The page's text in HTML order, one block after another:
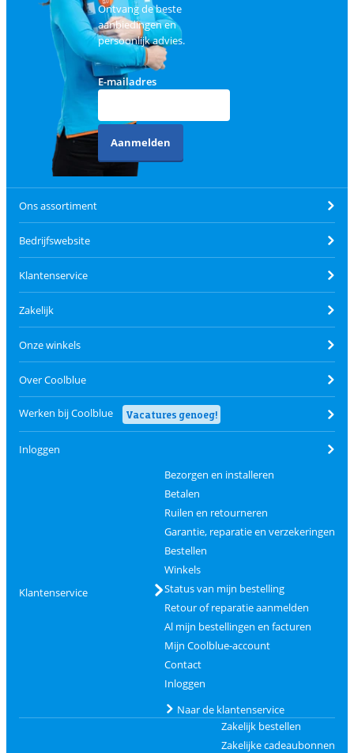
Ontvang de beste
aanbiedingen en
persoonlijk advies.
E-mailadres
Aanmelden
Ons assortiment
Bedrijfswebsite
Klantenservice
Zakelijk
Onze winkels
Over Coolblue
Werken bij Coolblue Vacatures genoeg!
Inloggen
Klantenservice
Bezorgen en installeren
Betalen
Ruilen en retourneren
Garantie, reparatie en verzekeringen
Bestellen
Winkels
Status van mijn bestelling
Retour of reparatie aanmelden
Al mijn bestellingen en facturen
Mijn Coolblue-account
Contact
Inloggen
Naar de klantenservice
Zakelijk bestellen
Zakelijke cadeaubonnen